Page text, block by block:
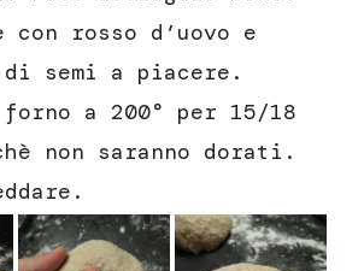
con rosso d’uovo e
di semi a piacere.
a 200° per 15/18
non saranno dorati.